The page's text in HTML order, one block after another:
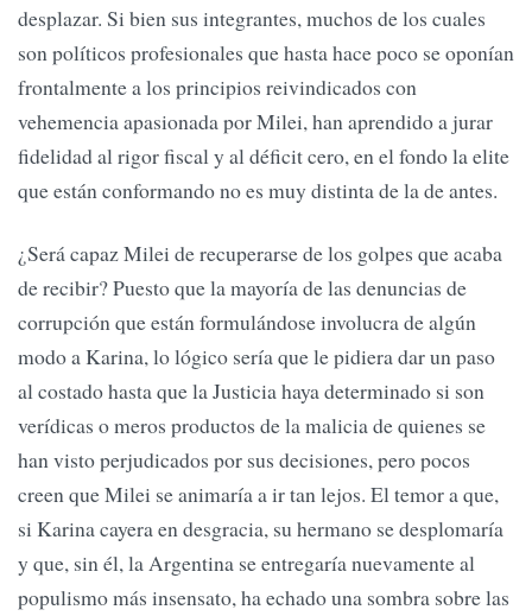
desplazar. Si bien sus integrantes, muchos de los cuales
son políticos profesionales que hasta hace poco se oponían
frontalmente a los principios reivindicados con
vehemencia apasionada por Milei, han aprendido a jurar
fidelidad al rigor fiscal y al déficit cero, en el fondo la elite
que están conformando no es muy distinta de la de antes.
¿Será capaz Milei de recuperarse de los golpes que acaba
de recibir? Puesto que la mayoría de las denuncias de
corrupción que están formulándose involucra de algún
modo a Karina, lo lógico sería que le pidiera dar un paso
al costado hasta que la Justicia haya determinado si son
verídicas o meros productos de la malicia de quienes se
han visto perjudicados por sus decisiones, pero pocos
creen que Milei se animaría a ir tan lejos. El temor a que,
si Karina cayera en desgracia, su hermano se desplomaría
y que, sin él, la Argentina se entregaría nuevamente al
populismo más insensato, ha echado una sombra sobre las